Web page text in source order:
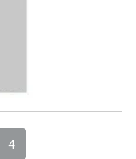
4